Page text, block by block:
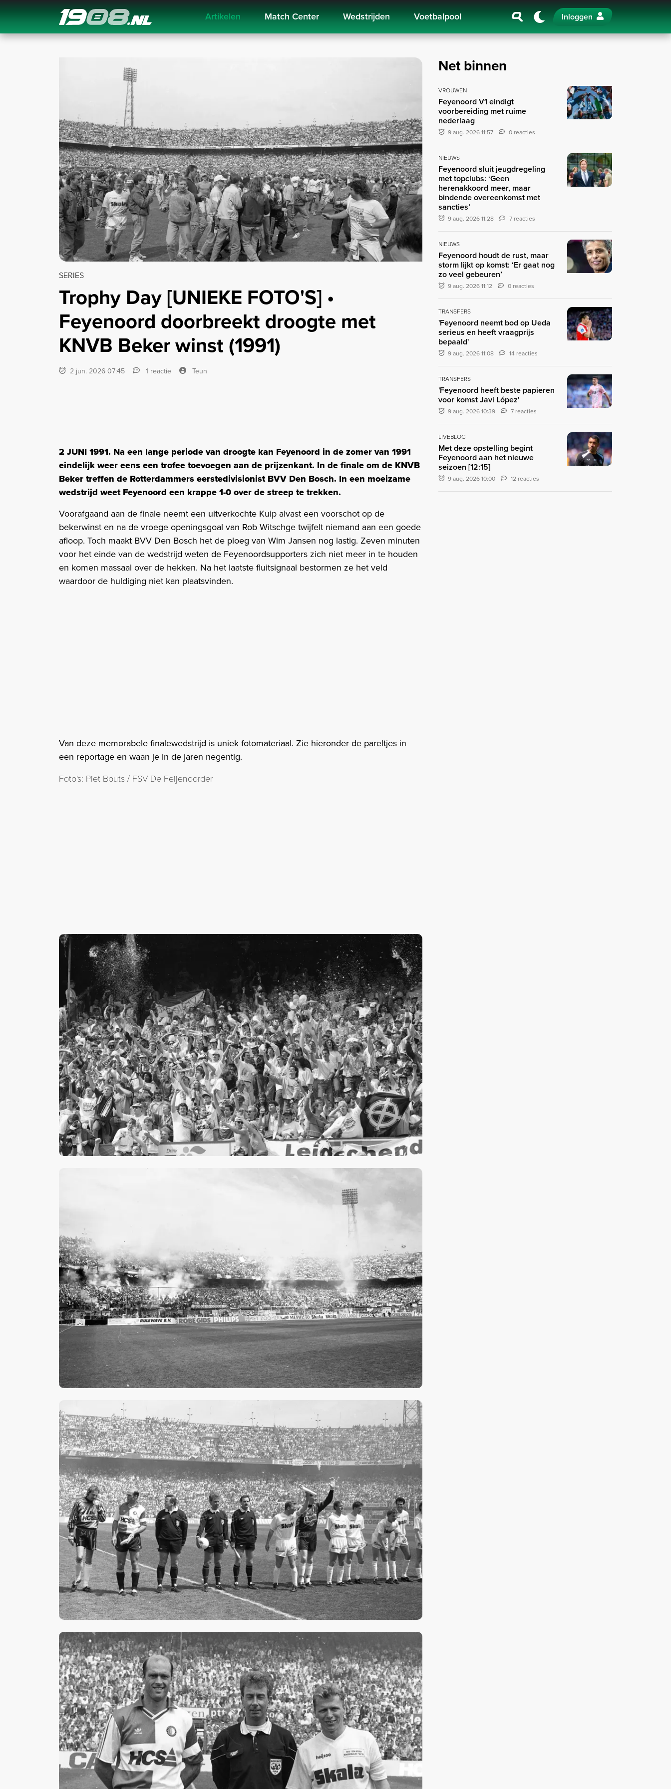
Navigation Artikelen Match Center Wedstrijden Voetbalpool Inloggen
SERIES
Trophy Day [UNIEKE FOTO'S] •
Feyenoord doorbreekt droogte met
KNVB Beker winst (1991)
2 jun. 2026 07:45 1 reactie Teun
2 JUNI 1991. Na een lange periode van droogte kan Feyenoord in de zomer van 1991
eindelijk weer eens een trofee toevoegen aan de prijzenkant. In de finale om de KNVB
Beker treffen de Rotterdammers eerstedivisionist BVV Den Bosch. In een moeizame
wedstrijd weet Feyenoord een krappe 1-0 over de streep te trekken.
Voorafgaand aan de finale neemt een uitverkochte Kuip alvast een voorschot op de
bekerwinst en na de vroege openingsgoal van Rob Witschge twijfelt niemand aan een goede
afloop. Toch maakt BVV Den Bosch het de ploeg van Wim Jansen nog lastig. Zeven minuten
voor het einde van de wedstrijd weten de Feyenoordsupporters zich niet meer in te houden
en komen massaal over de hekken. Na het laatste fluitsignaal bestormen ze het veld
waardoor de huldiging niet kan plaatsvinden.
Van deze memorabele finalewedstrijd is uniek fotomateriaal. Zie hieronder de pareltjes in
een reportage en waan je in de jaren negentig.
Foto's: Piet Bouts / FSV De Feijenoorder
Net binnen
VROUWEN
Feyenoord V1 eindigt
voorbereiding met ruime
nederlaag
9 aug. 2026 11:57 0 reacties
NIEUWS
Feyenoord sluit jeugdregeling
met topclubs: ‘Geen
herenakkoord meer, maar
bindende overeenkomst met
sancties’
9 aug. 2026 11:28 7 reacties
NIEUWS
Feyenoord houdt de rust, maar
storm lijkt op komst: ‘Er gaat nog
zo veel gebeuren’
9 aug. 2026 11:12 0 reacties
TRANSFERS
'Feyenoord neemt bod op Ueda
serieus en heeft vraagprijs
bepaald'
9 aug. 2026 11:08 14 reacties
TRANSFERS
'Feyenoord heeft beste papieren
voor komst Javi López'
9 aug. 2026 10:39 7 reacties
LIVEBLOG
Met deze opstelling begint
Feyenoord aan het nieuwe
seizoen [12:15]
9 aug. 2026 10:00 12 reacties